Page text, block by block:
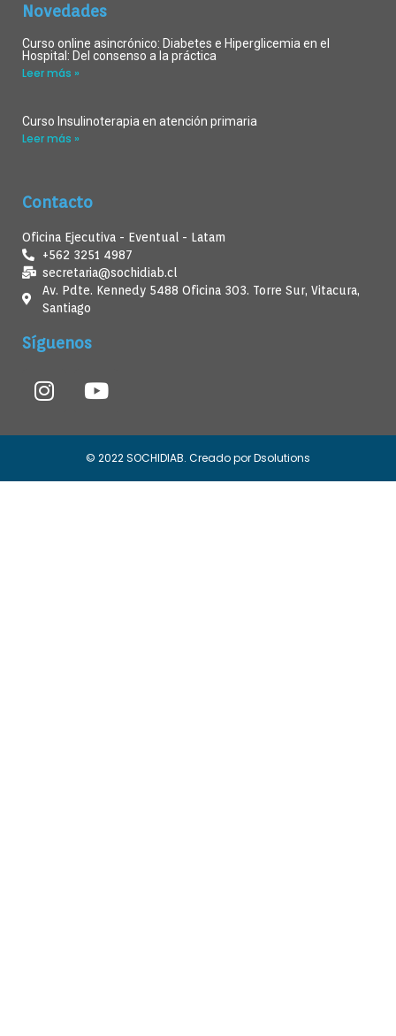
Novedades
Curso online asincrónico: Diabetes e Hiperglicemia en el
Hospital: Del consenso a la práctica
Leer más »
Curso Insulinoterapia en atención primaria
Leer más »
Contacto
Oficina Ejecutiva - Eventual - Latam
+562 3251 4987
secretaria@sochidiab.cl
Av. Pdte. Kennedy 5488 Oficina 303. Torre Sur, Vitacura,
Santiago
Síguenos
© 2022 SOCHIDIAB. Creado por Dsolutions